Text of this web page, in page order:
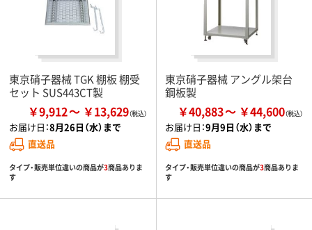
東京硝子器械 TGK 棚板 棚受
セット SUS443CT製
￥9,912 ￥13,629
お届け日：8月26日（水）まで
直送品
タイプ・販売単位違いの商品が3商品ありま
す
東京硝子器械 アングル架台
鋼板製
￥40,883 ￥44,600
お届け日：9月9日（水）まで
直送品
タイプ・販売単位違いの商品が3商品ありま
す